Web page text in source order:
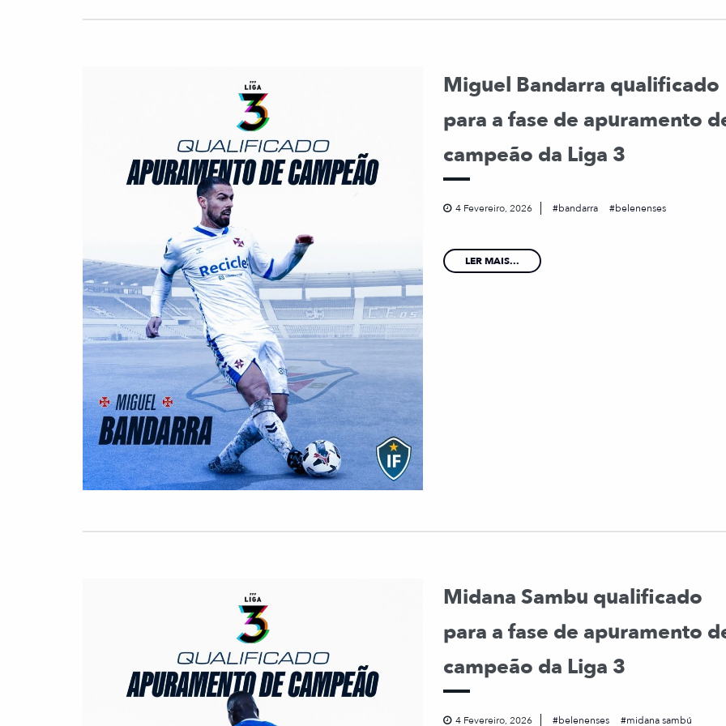
Miguel Bandarra qualificado
para a fase de apuramento
campeão da Liga 3
4 Fevereiro, 2026 bandarra belenenses
LER MAIS...
Midana Sambu qualificado
para a fase de apuramento
campeão da Liga 3
4 Fevereiro, 2026 belenenses midana sambú